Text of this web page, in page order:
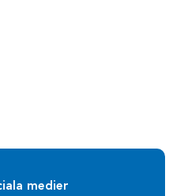
medier